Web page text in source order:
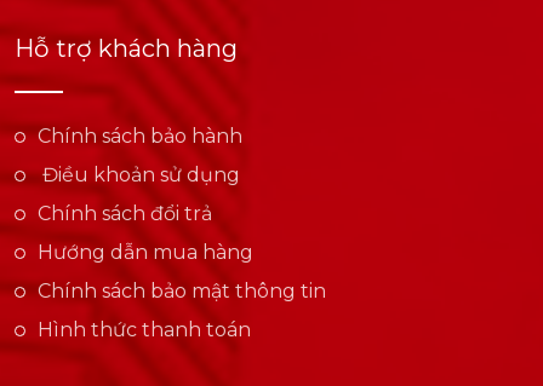
Hỗ trợ khách hàng
Chính sách bảo hành
Điều khoản sử dụng
Chính sách đổi trả
Hướng dẫn mua hàng
Chính sách bảo mật thông tin
Hình thức thanh toán